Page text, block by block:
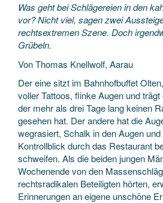
Was geht bei Schlägereien in den
vor? Nicht viel, sagen zwei
rechtsextremen Szene. Doch
Grübeln.
Von Thomas Knellwolf, Aarau
Der eine sitzt im Bahnhofbuffet
voller Tattoos, flinke Augen und
der mehr als drei Tage lang keinen
gesehen hat. Der andere hat die
wegrasiert, Schalk in den Augen
Kontrollblick durch das Restaurant
schweifen. Als die beiden jungen
Wochenende von den
rechtsradikalen Beteiligten hörten,
Erinnerungen an eigene unschöne